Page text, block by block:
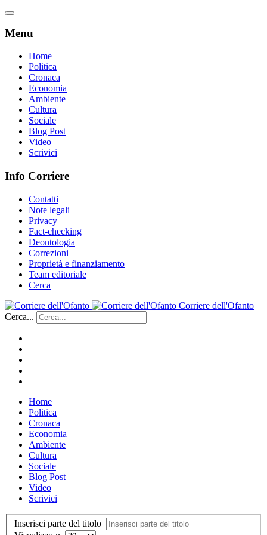
Menu
Home
Politica
Cronaca
Economia
Ambiente
Cultura
Sociale
Blog Post
Video
Scrivici
Info Corriere
Contatti
Note legali
Privacy
Fact-checking
Deontologia
Correzioni
Proprietà e finanziamento
Team editoriale
Cerca
Corriere dell'Ofanto
Cerca...
Home
Politica
Cronaca
Economia
Ambiente
Cultura
Sociale
Blog Post
Video
Scrivici
Inserisci parte del titolo